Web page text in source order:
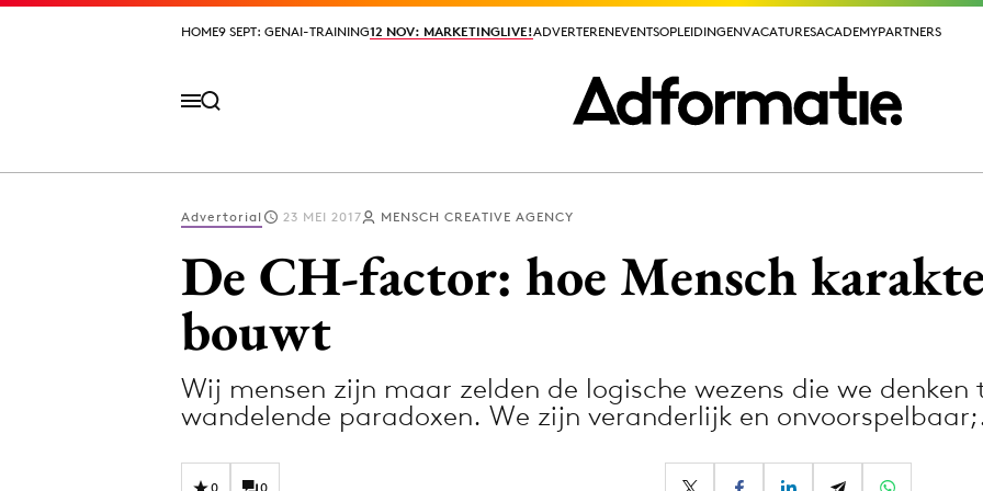
HOME9 SEPT: GENAI-TRAINING12 NOV: MARKETINGLIVE!ADVERTERENEVENTSOPLEIDINGENVACATURESACADEMYPARTNERS
HOME9 SEPT: GENAI-TRAINING12 NOV: MARKETINGLIVE!ADVERTERENEVENTSOPLEIDINGENVACATURESACADEMYPARTNERS
Design
Digital transformation
Media
Merkstrategie
PR
Advertorial 23 MEI 2017 MENSCH CREATIVE AGENCY
De CH-factor: hoe Mensch
bouwt
Wij mensen zijn maar zelden de logische wezens die we denken
wandelende paradoxen. We zijn veranderlijk en
0 0